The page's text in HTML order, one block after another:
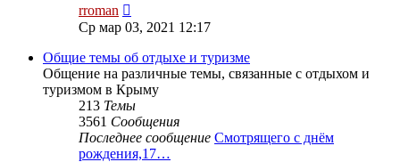
rroman
к
последнему
сообщению
Ср мар 03, 2021 12:17
Общие темы об отдыхе и туризме
Общение на различные темы, связанные с отдыхом и
туризмом в Крыму
213 Темы
3561 Сообщения
Последнее сообщение Смотрящего с днём
рождения,17…